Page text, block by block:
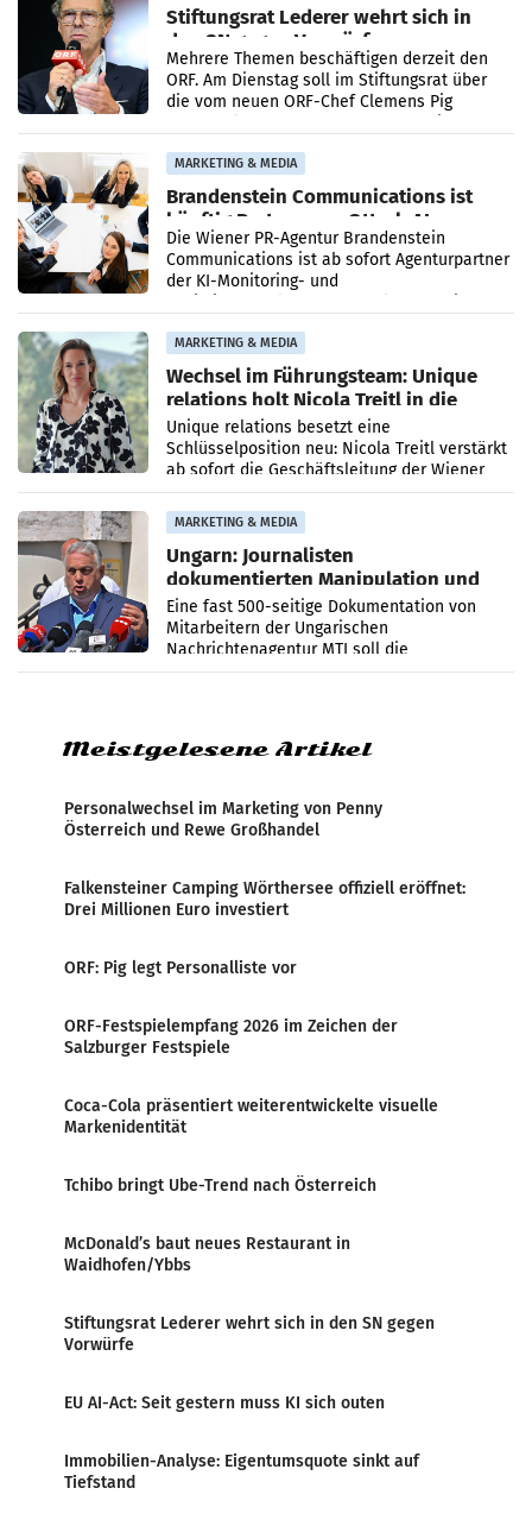
Stiftungsrat Lederer wehrt sich in
den SN gegen Vorwürfe
Mehrere Themen beschäftigen derzeit den
ORF. Am Dienstag soll im Stiftungsrat über
die vom neuen ORF-Chef Clemens Pig
MARKETING & MEDIA
Brandenstein Communications ist
künftig Partner von OtterlyAI
Die Wiener PR-Agentur Brandenstein
Communications ist ab sofort Agenturpartner
der KI-Monitoring- und
MARKETING & MEDIA
Wechsel im Führungsteam: Unique
relations holt Nicola Treitl in die
Geschäftsleitung
Unique relations besetzt eine
Schlüsselposition neu: Nicola Treitl verstärkt
ab sofort die Geschäftsleitung der Wiener
PR-Agentur an der Seite von Josef Kalina und
Anna Kalina-Mahr.
MARKETING & MEDIA
Ungarn: Journalisten
dokumentierten Manipulation und
Zensur
Eine fast 500-seitige Dokumentation von
Mitarbeitern der Ungarischen
Nachrichtenagentur MTI soll die
systematische Nachrichten-Manipulation und
Meistgelesene Artikel
Personalwechsel im Marketing von Penny
Österreich und Rewe Großhandel
Falkensteiner Camping Wörthersee offiziell eröffnet:
Drei Millionen Euro investiert
ORF: Pig legt Personalliste vor
ORF-Festspielempfang 2026 im Zeichen der
Salzburger Festspiele
Coca-Cola präsentiert weiterentwickelte visuelle
Markenidentität
Tchibo bringt Ube-Trend nach Österreich
McDonald’s baut neues Restaurant in
Waidhofen/Ybbs
Stiftungsrat Lederer wehrt sich in den SN gegen
Vorwürfe
EU AI-Act: Seit gestern muss KI sich outen
Immobilien-Analyse: Eigentumsquote sinkt auf
Tiefstand